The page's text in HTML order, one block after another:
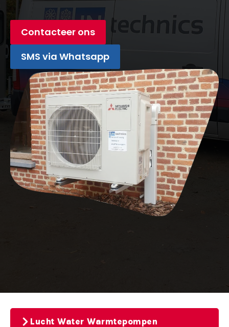
Contacteer ons
SMS via Whatsapp
Lucht Water Warmtepompen